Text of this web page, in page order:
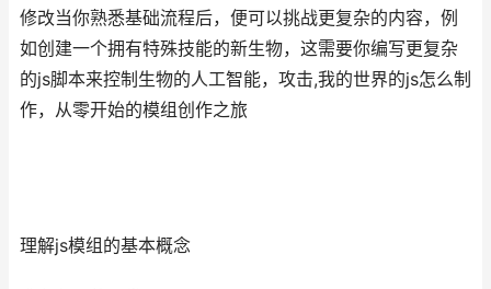
修改当你熟悉基础流程后，便可以挑战更复杂的内容，例
如创建一个拥有特殊技能的新生物，这需要你编写更复杂
的js脚本来控制生物的人工智能，攻击,我的世界的js怎么制
作，从零开始的模组创作之旅
理解js模组的基本概念